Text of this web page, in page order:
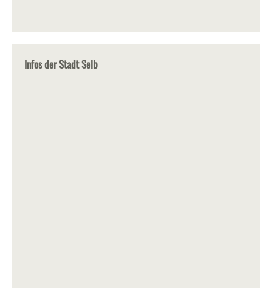
Infos der Stadt Selb